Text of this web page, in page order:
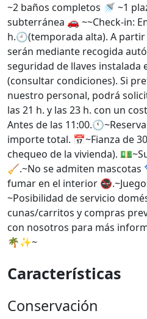
~2 baños completos 🚿 ~1
subterránea 🚗 ~~Check-in:
h.🕘(temporada alta). A partir
serán mediante recogida
seguridad de llaves instalada
(consultar condiciones). Si
nuestro personal, podrá
las 21 h. y las 23 h. con un
Antes de las
importe total. 📅~Fianza de
chequeo de la vivienda).
🧹.~No se admiten
fumar en el interior
~Posibilidad de servicio
cunas/carritos y compras
con nosotros para más
🌴✨~
Características
Conservación